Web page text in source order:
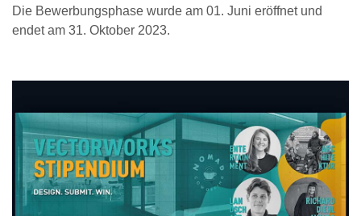
Die Bewerbungsphase wurde am 01. Juni eröffnet und
endet am 31. Oktober 2023.